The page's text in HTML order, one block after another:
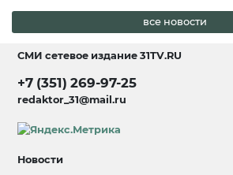
все новости
СМИ сетевое издание31TV.RU
+7 (351) 269-97-25
redaktor_31@mail.ru
Новости